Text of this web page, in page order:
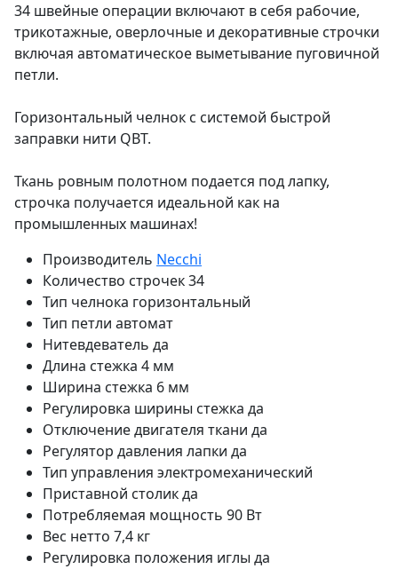
34 швейные операции включают в себя рабочие,
трикотажные, оверлочные и декоративные строчки
включая автоматическое выметывание пуговичной
петли.
Горизонтальный челнок с системой быстрой
заправки нити QBT.
Ткань ровным полотном подается под лапку,
строчка получается идеальной как на
промышленных машинах!
Производитель Necchi
Количество строчек34
Тип челнока горизонтальный
Тип петли автомат
Нитевдеватель да
Длина стежка 4 мм
Ширина стежка 6 мм
Регулировка ширины стежка да
Отключение двигателя ткани да
Регулятор давления лапки да
Тип управления электромеханический
Приставной столикда
Потребляемая мощность 90 Вт
Вес нетто 7,4 кг
Регулировка положения иглы да